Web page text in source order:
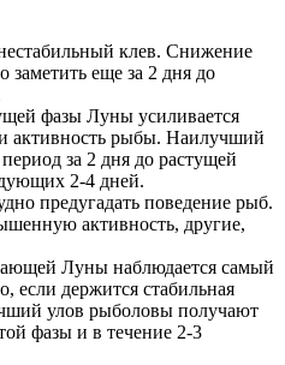
клев. Снижение
еще за 2 дня до
фазы Луны усиливается
активность рыбы. Наилучший
за 2 дня до растущей
2-4 дней.
предугадать поведение рыб.
активность, другие,
Луны наблюдается самый
если держится стабильная
улов рыболовы получают
фазы и в течение 2-3